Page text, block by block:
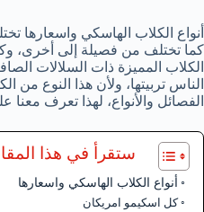
أنواع الكلاب الهاسكي واسعارها
كما تختلف من فصيلة إلى أخرى،
الكلاب المميزة ذات السلالات
الناس تربيتها، ولأن هذا النوع من
الفصائل والأنواع، لهذا تعرف معنا
ستقرأ في هذا
أنواع الكلاب الهاسكي واسعارها
كل اسكيمو امريكان